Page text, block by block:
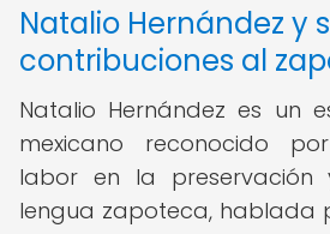
Natalio Hernández y
contribuciones al
Natalio Hernández es un
mexicano reconocido
labor en la
lengua zapoteca, hablada